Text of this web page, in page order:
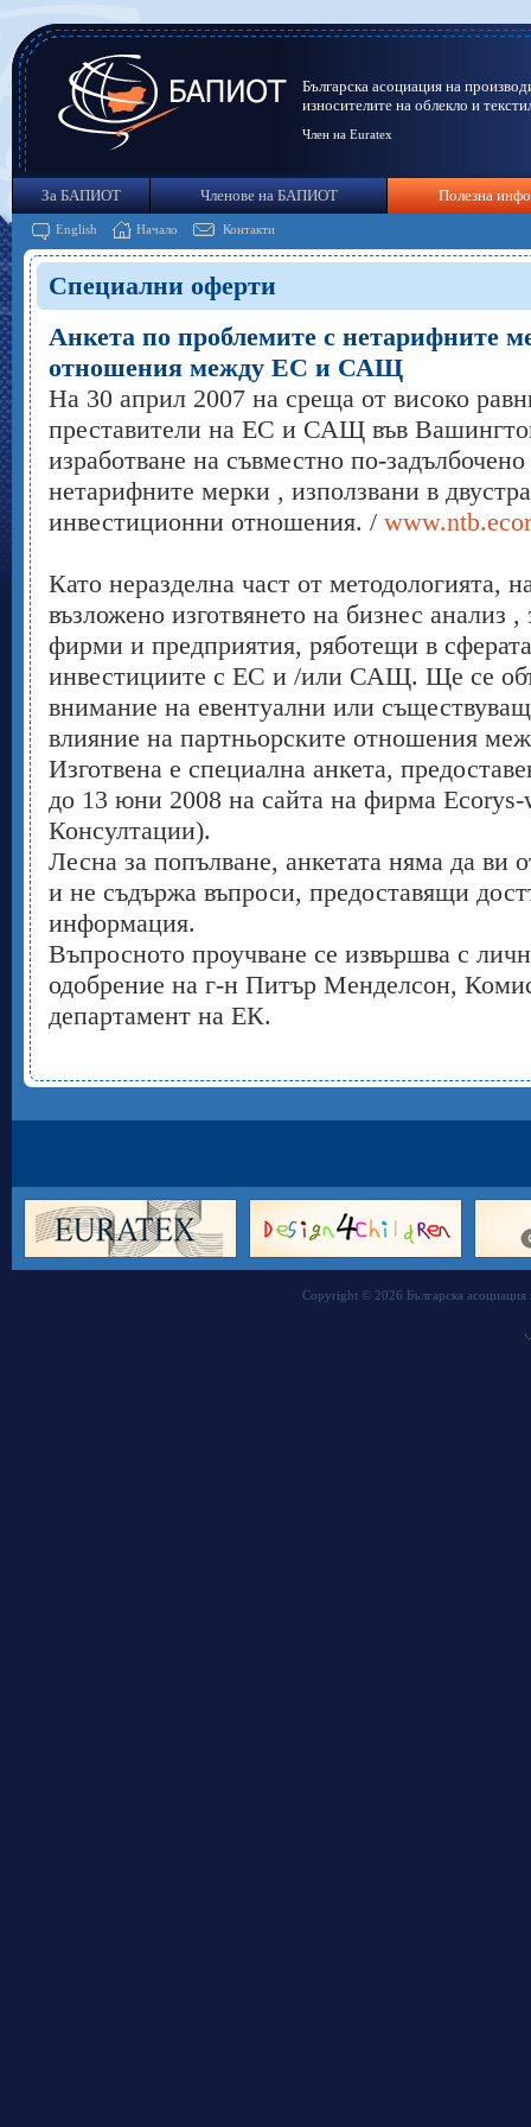
Българска асоциация на
износителите на облекло и
Член на Euratex
За БАПИОТ Членове на БАПИОТ Полезна
English Начало Контакти
Специални оферти
Анкета по проблемите с нетарифните
отношения между ЕС и САЩ
На 30 април 2007 на среща от високо
преставители на ЕС и САЩ във
изработване на съвместно по-
нетарифните мерки , използвани в
инвестиционни отношения. /
Като неразделна част от методологията,
възложено изготвянето на бизнес анализ
фирми и предприятия, ряботещи в
инвестициите с ЕС и /или САЩ. Ще се
внимание на евентуални или
влияние на партньорските отношения
Изготвена е специална анкета,
до 13 юни 2008 на сайта на фирма
Консултации).
Лесна за попълване, анкетата няма да ви
и не съдържа въпроси, предоставящи
информация.
Въпросното проучване се извършва с
одобрение на г-н Питър Менделсон,
департамент на ЕК.
Copyright © 2026 Българска асоциация